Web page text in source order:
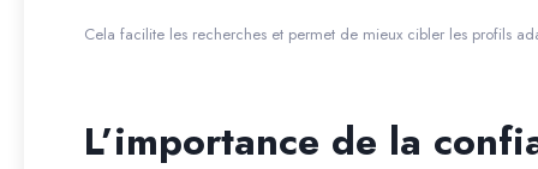
Cela facilite les recherches et permet de mieux cibler les profils
L’importance de la